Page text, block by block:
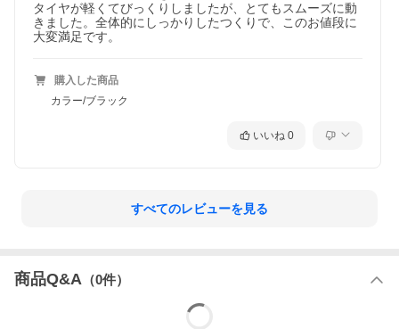
タイヤが軽くてびっくりしましたが、とてもスムーズに動
きました。全体的にしっかりしたつくりで、このお値段に
購入した商品
カラー/ブラック
いいね 0
すべてのレビューを見る
商品Q&A （0件）